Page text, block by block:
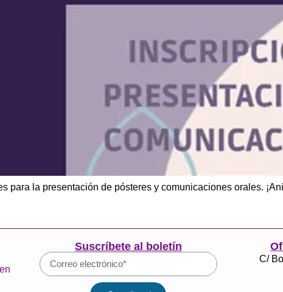
para la presentación de pósteres y comunicaciones orales.
Suscríbete al boletín
C/